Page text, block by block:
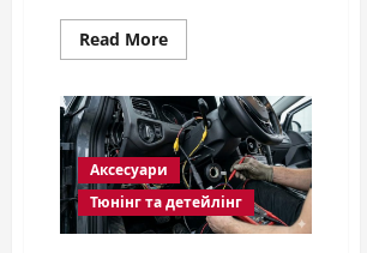
Read MoreRead
more
на
сидіння
авто:
як
захистити
інвестиції
та
оновити
інтер’єр
Аксесуари
Тюнінг та детейлінг